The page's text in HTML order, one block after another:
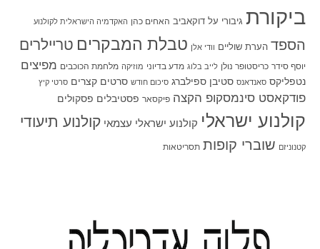
ביקורת גיבורי על דוקאביב האחים כהן האקדמיה הישראלית לקולנוע
הספד הערת שוליים וודי אלן טבלת המבקרים טריילרים
יוסף סידר כריסטופר נולן לייב בלוג מדע בדיוני מוזיקה מלחמת הכוכבים מפיצים
נטפליקס סאנדאנס סטיבן ספילברג סיכום חודש סרטים קצרים סרטי קיץ
פודקאסט סינמסקופ הקצה פיקסאר פסטיבלים פסקולים
קולנוע ישראלי קולנוע ישראלי עצמאי קולנוע תיעודי
קטנוניזם שוברי קופות תסריטאות